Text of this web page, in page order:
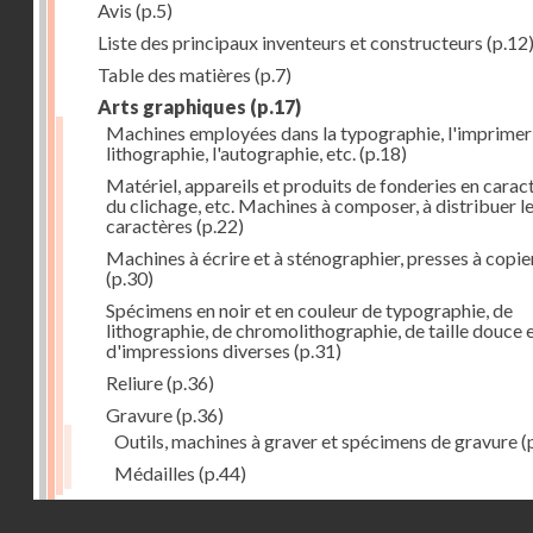
Avis (p.5)
Liste des principaux inventeurs et constructeurs (p.12)
Table des matières (p.7)
Arts graphiques (p.17)
Machines employées dans la typographie,
lithographie, l'autographie, etc. (p.18)
Matériel, appareils et produits de fonderies en
du clichage, etc. Machines à composer, à distribuer
caractères (p.22)
Machines à écrire et à sténographier, presses à
(p.30)
Spécimens en noir et en couleur de typographie, de
lithographie, de chromolithographie, de taille douce
d'impressions diverses (p.31)
Reliure(p.36)
Gravure(p.36)
Outils, machines à graver et spécimens de gravure
Médailles (p.44)